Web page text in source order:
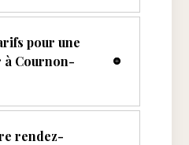
pour une
à Cournon-
rendez-